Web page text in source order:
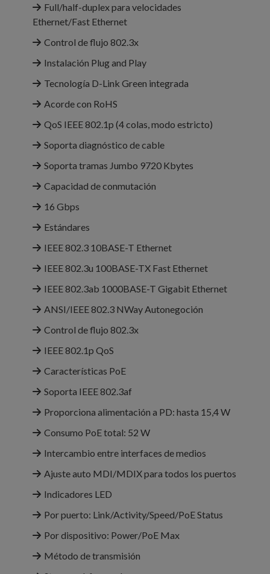
Full/half-duplex para velocidades
Ethernet/Fast Ethernet
Control de flujo 802.3x
Instalación Plug and Play
Tecnología D-Link Green integrada
Acorde con RoHS
QoS IEEE 802.1p (4 colas, modo estricto)
Soporta diagnóstico de cable
Soporta tramas Jumbo 9720 Kbytes
Capacidad de conmutación
16 Gbps
Estándares
IEEE 802.3 10BASE-T Ethernet
IEEE 802.3u 100BASE-TX Fast Ethernet
IEEE 802.3ab 1000BASE-T Gigabit Ethernet
ANSI/IEEE 802.3 NWay Autonegoción
Control de flujo 802.3x
IEEE 802.1p QoS
Características PoE
Soporta IEEE 802.3af
Proporciona alimentación a PD: hasta 15,4 W
Consumo PoE total: 52 W
Intercambio entre interfaces de medios
Ajuste auto MDI/MDIX para todos los puertos
Indicadores LED
Por puerto: Link/Activity/Speed/PoE Status
Por dispositivo: Power/PoE Max
Método de transmisión